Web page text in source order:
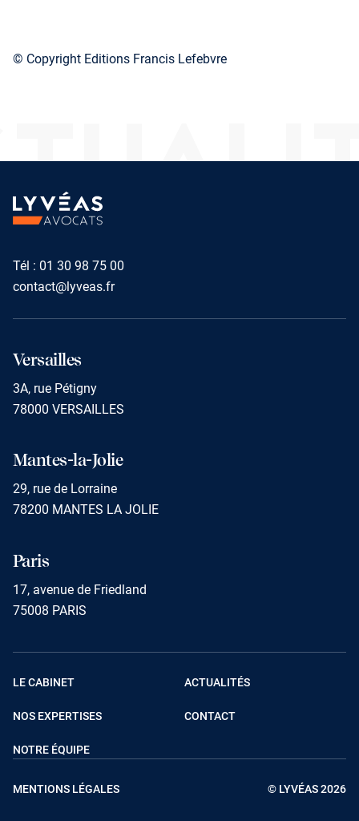
© Copyright Editions Francis Lefebvre
Tél : 01 30 98 75 00
contact@lyveas.fr
Versailles
3A, rue Pétigny
78000 VERSAILLES
Mantes-la-Jolie
29, rue de Lorraine
78200 MANTES LA JOLIE
Paris
17, avenue de Friedland
75008 PARIS
LE CABINET
NOS EXPERTISES
NOTRE ÉQUIPE
ACTUALITÉS
CONTACT
MENTIONS LÉGALES © LYVÉAS 2026